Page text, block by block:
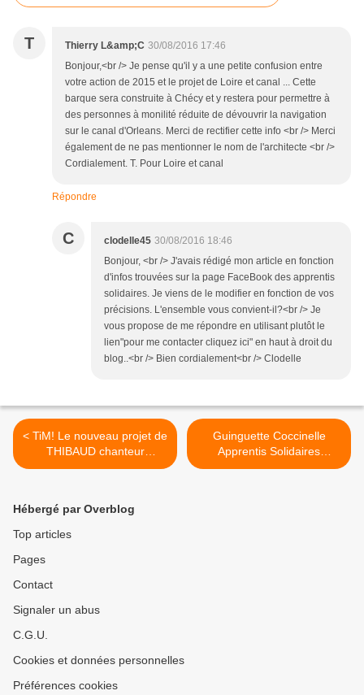
T Thierry L&amp;C 30/08/2016 17:46
Bonjour,<br /> Je pense qu'il y a une petite confusion entre
votre action de 2015 et le projet de Loire et canal ... Cette
barque sera construite à Chécy et y restera pour permettre à
des personnes à monilité réduite de dévouvrir la navigation
sur le canal d'Orleans. Merci de rectifier cette info <br /> Merci
également de ne pas mentionner le nom de l'architecte <br />
Cordialement. T. Pour Loire et canal
Répondre
C clodelle45 30/08/2016 18:46
Bonjour, <br /> J'avais rédigé mon article en fonction
d'infos trouvées sur la page FaceBook des apprentis
solidaires. Je viens de le modifier en fonction de vos
précisions. L'ensemble vous convient-il?<br /> Je
vous propose de me répondre en utilisant plutôt le
lien"pour me contacter cliquez ici" en haut à droit du
blog..<br /> Bien cordialement<br /> Clodelle
< TiM! Le nouveau projet de
THIBAUD chanteur
compositeur orléanais a le
Guinguette Coccinelle
Apprentis Solidaires
Chécy... >
Hébergé par Overblog
Top articles
Pages
Contact
Signaler un abus
C.G.U.
Cookies et données personnelles
Préférences cookies